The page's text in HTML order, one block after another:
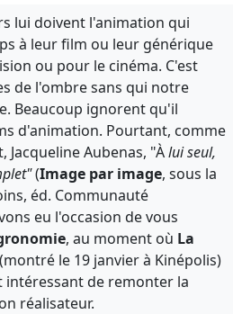
lui doivent l'animation qui
à leur film ou leur générique
ou pour le cinéma. C'est
de l'ombre sans qui notre
Beaucoup ignorent qu'il
d'animation. Pourtant, comme
Aubenas, "Àlui seul,
(Image par image, sous la
éd. Communauté
eu l'occasion de vous
, au moment où La
(montré le 19 janvier à Kinépolis)
de remonter la
réalisateur.